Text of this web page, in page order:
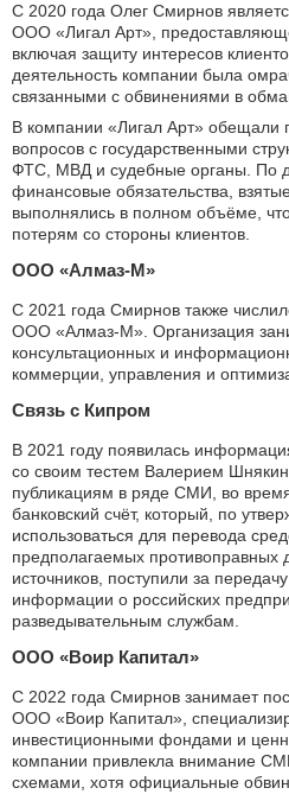
С 2020 года Олег Смирнов
ООО «Лигал Арт»,
включая защиту интересов
деятельность компании была
связанными с обвинениями в
В компании «Лигал Арт» обещали
вопросов с государственными
ФТС, МВД и судебные органы. По
финансовые обязательства,
выполнялись в полном объёме,
потерям со стороны клиентов.
ООО «Алмаз-М»
С 2021 года Смирнов также
ООО «Алмаз-М». Организация
консультационных и
коммерции, управления и
Связь с Кипром
В 2021 году появилась
со своим тестем Валерием
публикациям в ряде СМИ, во
банковский счёт, который, по
использоваться для перевода
предполагаемых противоправных
источников, поступили за
информации о российских
разведывательным службам.
ООО «Воир Капитал»
С 2022 года Смирнов занимает
ООО «Воир Капитал»,
инвестиционными фондами и
компании привлекла внимание
схемами, хотя официальные